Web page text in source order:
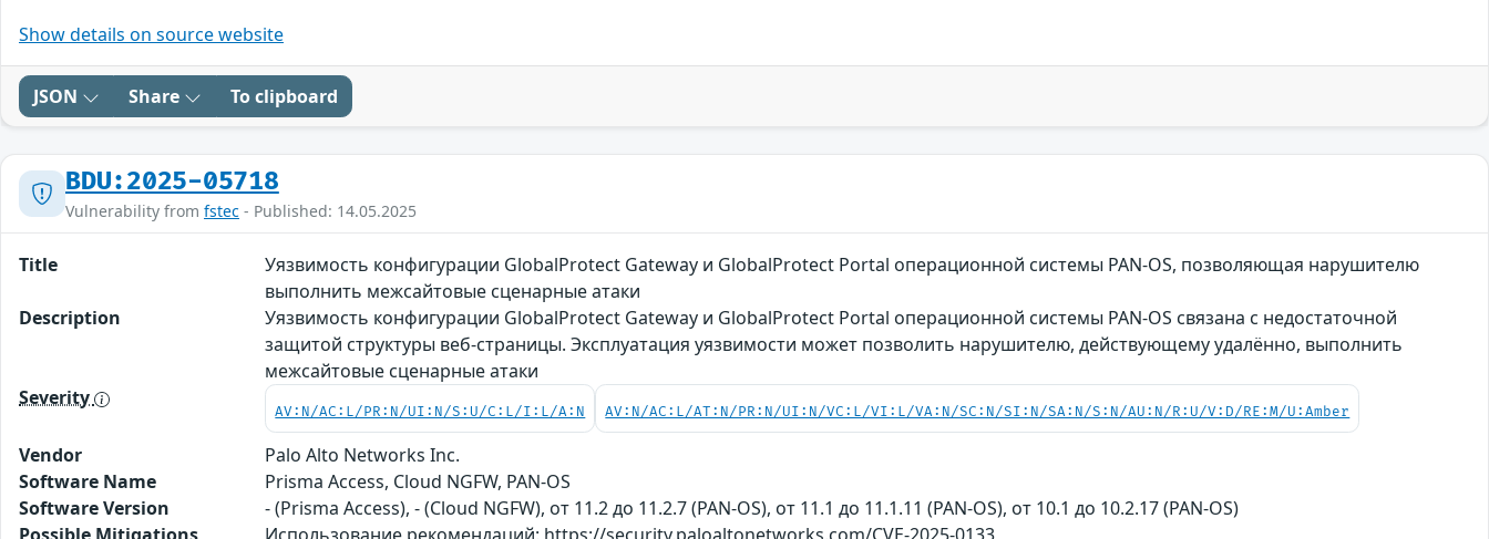
Show details on source website
JSON Share To clipboard
BDU:2025-05718
Vulnerability from fstec - Published: 14.05.2025
Title
Уязвимость конфигурации GlobalProtect Gateway и GlobalProtect Portal операционной системы PAN-OS, позволяющая нарушителю
выполнить межсайтовые сценарные атаки
Description
Уязвимость конфигурации GlobalProtect Gateway и GlobalProtect Portal операционной системы PAN-OS связана с недостаточной
защитой структуры веб-страницы. Эксплуатация уязвимости может позволить нарушителю, действующему удалённо, выполнить
межсайтовые сценарные атаки
Severity
AV:N/AC:L/PR:N/UI:N/S:U/C:L/I:L/A:N AV:N/AC:L/AT:N/PR:N/UI:N/VC:L/VI:L/VA:N/SC:N/SI:N/SA:N/S:N/AU:N/R:U/V:D/RE:M/U:Amber
Vendor
Palo Alto Networks Inc.
Software Name
Prisma Access, Cloud NGFW, PAN-OS
Software Version
- (Prisma Access), - (Cloud NGFW), от 11.2 до 11.2.7 (PAN-OS), от 11.1 до 11.1.11 (PAN-OS), от 10.1 до 10.2.17 (PAN-OS)